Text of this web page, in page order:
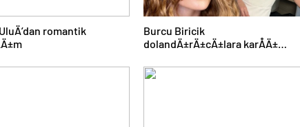
romantik
Burcu Biricik
dolandÄ±rÄ±cÄ±lara karÅÄ±